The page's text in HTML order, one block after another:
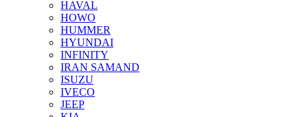
HAVAL
HOWO
HUMMER
HYUNDAI
INFINITY
IRAN SAMAND
ISUZU
IVECO
JEEP